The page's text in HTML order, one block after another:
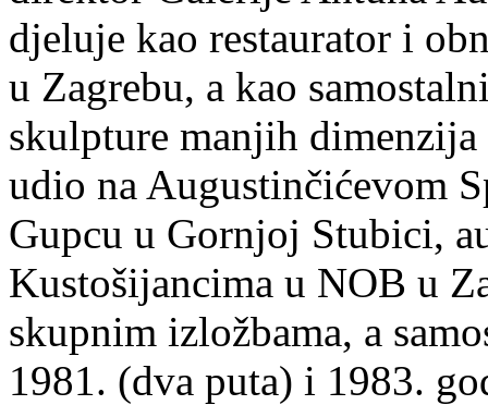
djeluje kao restaurator i
u Zagrebu, a kao
skulpture manjih
udio na Augustinčićevom
Gupcu u Gornjoj Stubici,
Kustošijancima u NOB u
skupnim izložbama, a
1981. (dva puta) i 1983.